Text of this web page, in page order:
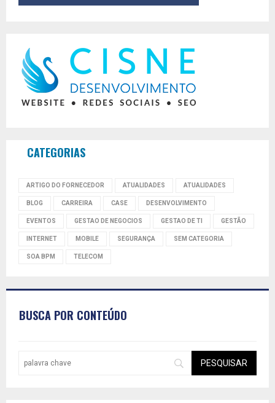
CATEGORIAS
ARTIGO DO FORNECEDOR ATUALIDADES ATUALIDADES
BLOG CARREIRA CASE DESENVOLVIMENTO
EVENTOS GESTAO DE NEGOCIOS GESTAO DE TI GESTÃO
INTERNET MOBILE SEGURANÇA SEM CATEGORIA
SOA BPM TELECOM
BUSCA POR CONTEÚDO